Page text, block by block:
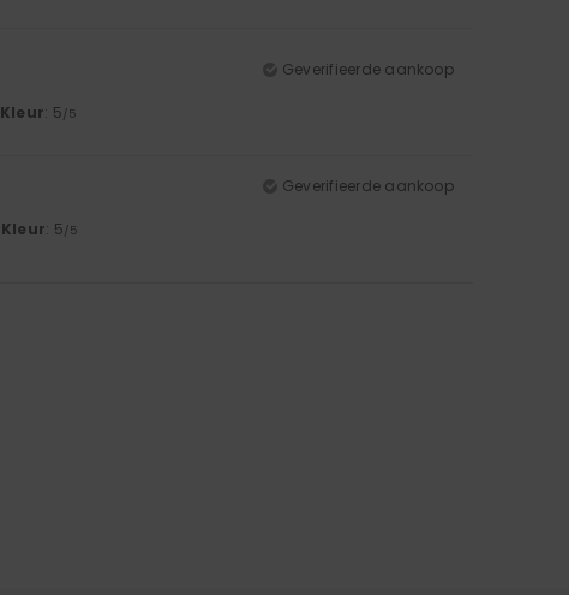
Geverifieerde aankoop
Kleur: 5/5
Geverifieerde aankoop
Kleur: 5/5